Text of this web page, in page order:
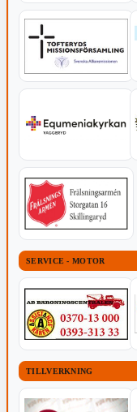
SERVICE - MOTOR
TILLVERKNING